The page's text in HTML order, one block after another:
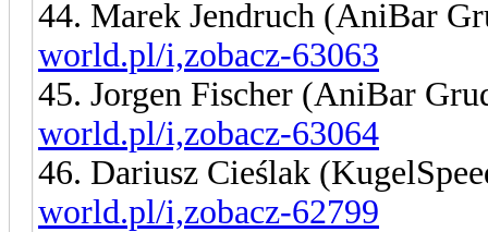
44. Marek Jendruch (AniBar
world.pl/i,zobacz-63063
45. Jorgen Fischer (AniBar
world.pl/i,zobacz-63064
46. Dariusz Cieślak
world.pl/i,zobacz-62799